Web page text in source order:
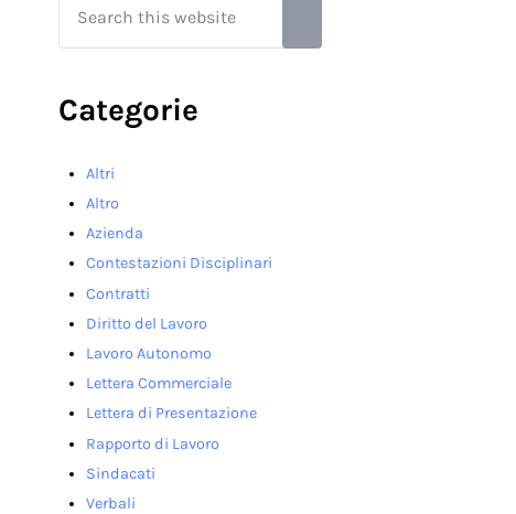
Categorie
Altri
Altro
Azienda
Contestazioni Disciplinari
Contratti
Diritto del Lavoro
Lavoro Autonomo
Lettera Commerciale
Lettera di Presentazione
Rapporto di Lavoro
Sindacati
Verbali